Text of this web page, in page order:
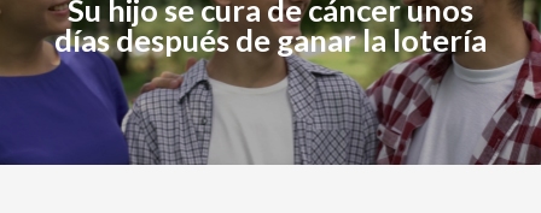
Su hijo se cura de cáncer unos
días después de ganar la lotería